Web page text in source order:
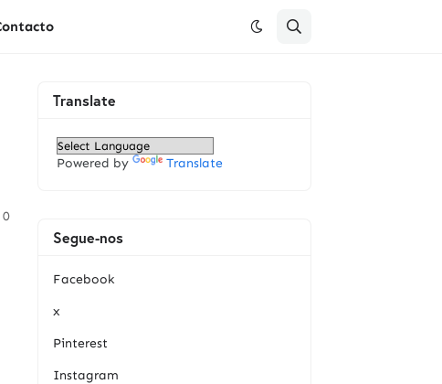
0
Translate
Powered by Translate
Segue-nos
Facebook
x
Pinterest
Instagram